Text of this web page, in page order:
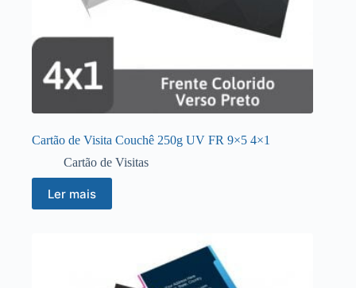
Cartão de Visita Couchê 250g UV FR 9×5 4×1
Cartão de Visitas
Ler mais